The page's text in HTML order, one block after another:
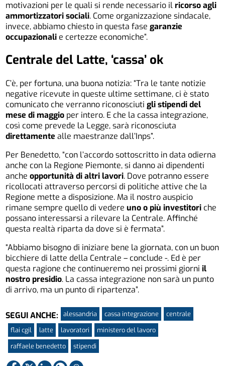
motivazioni per le quali si rende necessario ilricorso agli
ammortizzatori sociali. Come organizzazione sindacale,
invece, abbiamo chiesto in questa fase garanzie
occupazionali e certezze economiche”.
Centrale del Latte, ‘cassa’ ok
C’è, per fortuna, una buona notizia: “Tra le tante notizie
negative ricevute in queste ultime settimane, ci è stato
comunicato che verranno riconosciutigli stipendi del
mese di maggio per intero. E che la cassa integrazione,
così come prevede la Legge, sarà riconosciuta
direttamente alle maestranze dall’Inps”.
Per Benedetto, “con l’accordo sottoscritto in data odierna
anche con la Regione Piemonte, si danno ai dipendenti
ancheopportunità di altri lavori. Dove potranno essere
ricollocati attraverso percorsi di politiche attive che la
Regione mette a disposizione. Ma il nostro auspicio
rimane sempre quello di vedere uno o più investitori che
possano interessarsi a rilevare la Centrale. Affinché
questa realtà riparta da dove si è fermata”.
“Abbiamo bisogno di iniziare bene la giornata, con un buon
bicchiere di latte della Centrale – conclude -. Ed è per
questa ragione che continueremo nei prossimi giorniil
nostro presidio. La cassa integrazione non sarà un punto
di arrivo, ma un punto di ripartenza”.
SEGUI ANCHE: alessandria cassa integrazione
centrale
flai cgil
latte lavoratori
ministero del lavoro
raffaele benedetto
stipendi